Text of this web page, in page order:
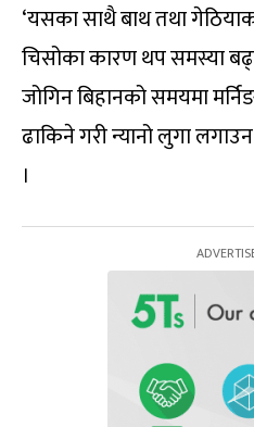
‘यसका साथै बाथ तथा
चिसोका कारण थप समस्या
जोगिन बिहानको समयमा
ढाकिने गरी न्यानो लुगा
।